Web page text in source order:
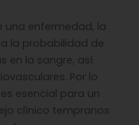
una enfermedad, la
la probabilidad de
en la sangre, así
Por lo
esencial para un
clínico tempranos